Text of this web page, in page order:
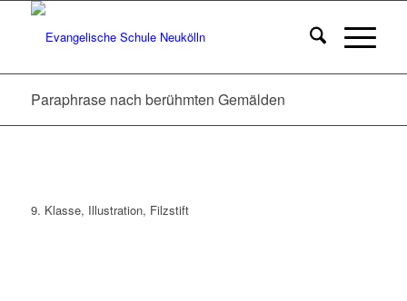
Paraphrase nach berühmten Gemälden
9. Klasse, Illustration, Filzstift